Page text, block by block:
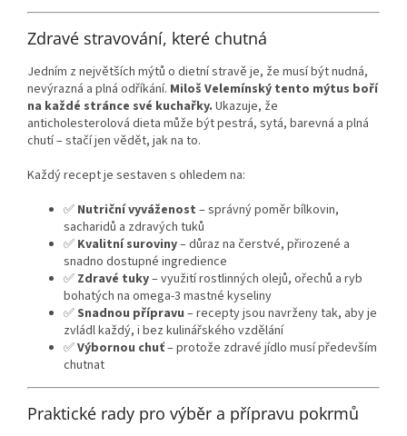
Zdravé stravování, které chutná
Jedním z největších mýtů o dietní stravě je, že musí být nudná,
nevýrazná a plná odříkání. Miloš Velemínský tento mýtus boří
na každé stránce své kuchařky. Ukazuje, že
anticholesterolová dieta může být pestrá, sytá, barevná a plná
chutí – stačí jen vědět, jak na to.
Každý recept je sestaven s ohledem na:
✅ Nutriční vyváženost – správný poměr bílkovin,
sacharidů a zdravých tuků
✅ Kvalitní suroviny– důraz na čerstvé, přirozené a
snadno dostupné ingredience
✅ Zdravé tuky– využití rostlinných olejů, ořechů a ryb
bohatých na omega-3 mastné kyseliny
✅Snadnou přípravu – recepty jsou navrženy tak, aby je
zvládl každý, i bez kulinářského vzdělání
✅Výbornou chuť– protože zdravé jídlo musí především
chutnat
Praktické rady pro výběr a přípravu pokrmů